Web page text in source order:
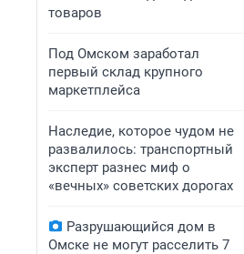
товаров
Под Омском заработал
первый склад крупного
маркетплейса
Наследие, которое чудом не
развалилось: транспортный
эксперт разнес миф о
«вечных» советских дорогах
Разрушающийся дом в
Омске не могут расселить 7